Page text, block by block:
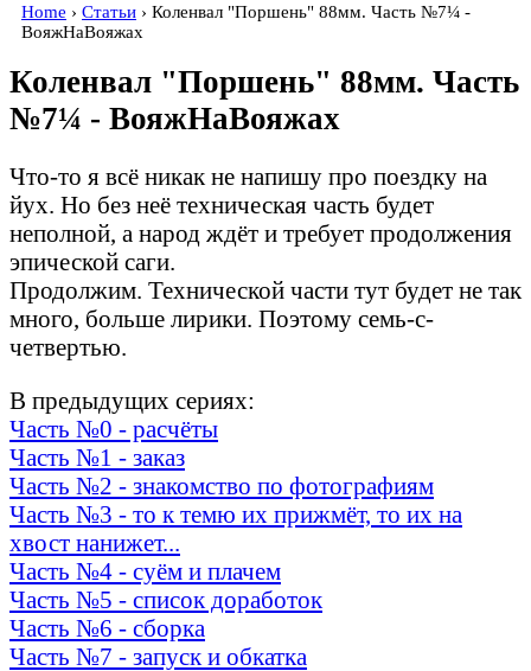
Home › Статьи › Коленвал "Поршень" 88мм. Часть №7¼ -
ВояжНаВояжах
Коленвал "Поршень" 88мм. Часть
№7¼ - ВояжНаВояжах
Что-то я всё никак не напишу про поездку на
йух. Но без неё техническая часть будет
неполной, а народ ждёт и требует продолжения
эпической саги.
Продолжим. Технической части тут будет не так
много, больше лирики. Поэтому семь-с-
четвертью.
В предыдущих сериях:
Часть №0 - расчёты
Часть №1 - заказ
Часть №2 - знакомство по фотографиям
Часть №3 - то к темю их прижмёт, то их на
хвост нанижет...
Часть №4 - суём и плачем
Часть №5 - список доработок
Часть №6 - сборка
Часть №7 - запуск и обкатка